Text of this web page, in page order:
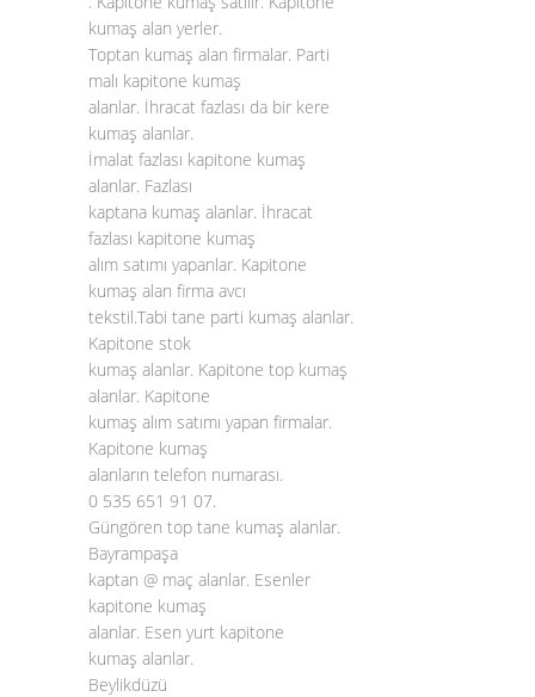
kumaş alan yerler.
Toptan kumaş alan firmalar. Parti
malı kapitone kumaş
alanlar. İhracat fazlası da bir kere
kumaş alanlar.
İmalat fazlası kapitone kumaş
alanlar. Fazlası
kaptana kumaş alanlar. İhracat
fazlası kapitone kumaş
alım satımı yapanlar. Kapitone
kumaş alan firma avcı
tekstil.Tabi tane parti kumaş alanlar.
Kapitone stok
kumaş alanlar. Kapitone top kumaş
alanlar. Kapitone
kumaş alım satımı yapan firmalar.
Kapitone kumaş
alanların telefon numarası.
0 535 651 91 07.
Güngören top tane kumaş alanlar.
Bayrampaşa
kaptan @ maç alanlar. Esenler
kapitone kumaş
alanlar. Esen yurt kapitone
kumaş alanlar.
Beylikdüzü